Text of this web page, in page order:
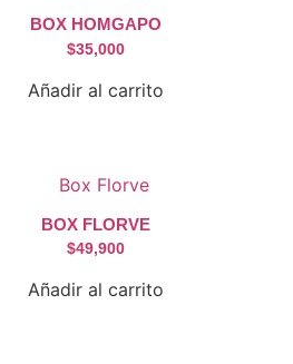
BOX HOMGAPO
$35,000
Añadir al carrito
BOX FLORVE
$49,900
Añadir al carrito